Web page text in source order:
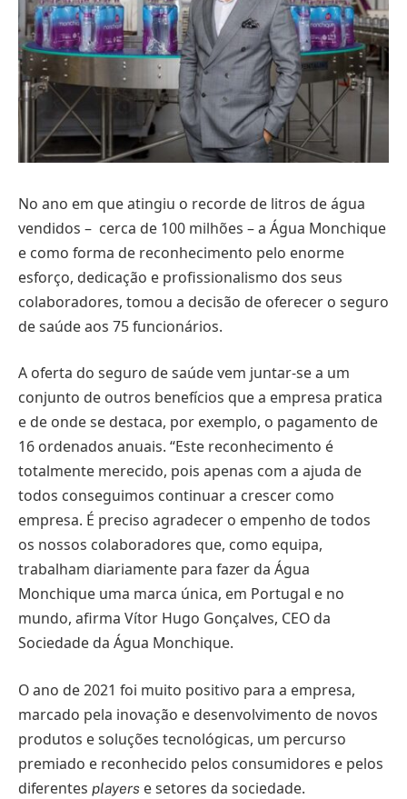
No ano em que atingiu o recorde de litros de água
vendidos – cerca de 100 milhões – a Água Monchique
e como forma de reconhecimento pelo enorme
esforço, dedicação e profissionalismo dos seus
colaboradores, tomou a decisão de oferecer o seguro
de saúde aos 75 funcionários.
A oferta do seguro de saúde vem juntar-se a um
conjunto de outros benefícios que a empresa pratica
e de onde se destaca, por exemplo, o pagamento de
16 ordenados anuais. “Este reconhecimento é
totalmente merecido, pois apenas com a ajuda de
todos conseguimos continuar a crescer como
empresa. É preciso agradecer o empenho de todos
os nossos colaboradores que, como equipa,
trabalham diariamente para fazer da Água
Monchique uma marca única, em Portugal e no
mundo, afirma Vítor Hugo Gonçalves, CEO da
Sociedade da Água Monchique.
O ano de 2021 foi muito positivo para a empresa,
marcado pela inovação e desenvolvimento de novos
produtos e soluções tecnológicas, um percurso
premiado e reconhecido pelos consumidores e pelos
diferentes players e setores da sociedade.